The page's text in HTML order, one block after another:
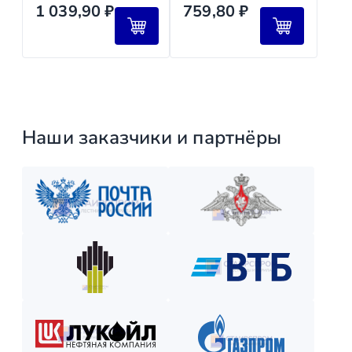
и наслаждайтесь новой конструкцией!
1 039,90₽ 759,80₽
Наши заказчики и партнёры